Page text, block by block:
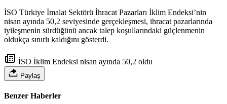
İSO Türkiye İmalat Sektörü İhracat Pazarları İklim Endeksi’nin
nisan ayında 50,2 seviyesinde gerçekleşmesi, ihracat pazarlarında
iyileşmenin sürdüğünü ancak talep koşullarındaki güçlenmenin
oldukça sınırlı kaldığını gösterdi.
İSO İklim Endeksi nisan ayında 50,2 oldu
Paylaş
Benzer Haberler